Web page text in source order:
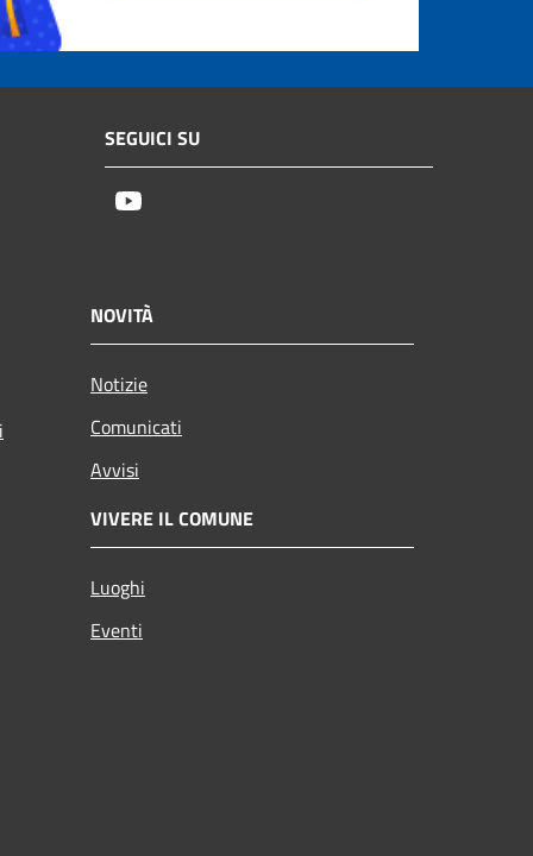
SEGUICI SU
NOVITÀ
Notizie
Comunicati
Avvisi
VIVERE IL COMUNE
Luoghi
Eventi